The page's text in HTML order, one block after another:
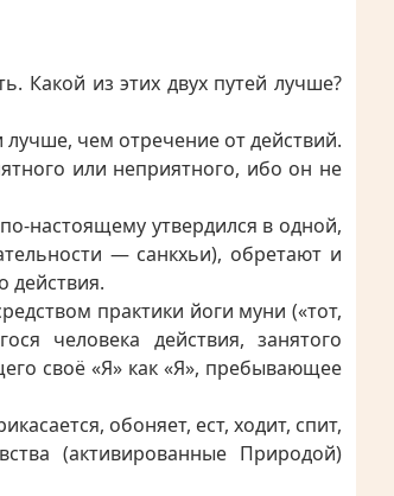
Какой из этих двух путей лучше?
лучше, чем отречение от действий.
или неприятного, ибо он не
настоящему утвердился в одной,
— санкхьи), обретают и
действия.
практики йоги муни («тот,
человека действия, занятого
своё «Я» как «Я», пребывающее
обоняет, ест, ходит, спит,
(активированные Природой)